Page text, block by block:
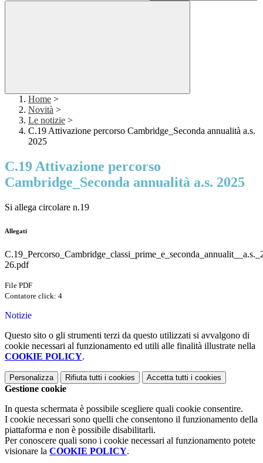
Home >
Novità >
Le notizie >
C.19 Attivazione percorso Cambridge_Seconda annualità a.s.
2025
C.19 Attivazione percorso
Cambridge_Seconda annualità a.s. 2025
Si allega circolare n.19
Allegati
26.pdf
File PDF
Contatore click: 4
Notizie
Questo sito o gli strumenti terzi da questo utilizzati si avvalgono di
cookie necessari al funzionamento ed utili alle finalità illustrate nella
COOKIE POLICY.
Personalizza Rifiuta tutti i cookies Accetta tutti i cookies
Gestione cookie
In questa schermata è possibile scegliere quali cookie consentire.
I cookie necessari sono quelli che consentono il funzionamento della
piattaforma e non è possibile disabilitarli.
Per conoscere quali sono i cookie necessari al funzionamento potete
visionare la COOKIE POLICY.